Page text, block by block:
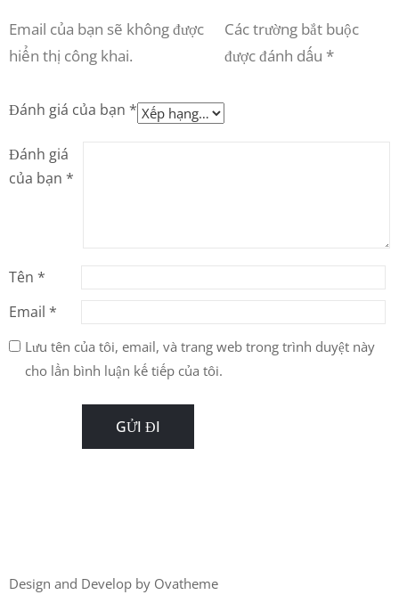
Email của bạn sẽ không được
hiển thị công khai.
Các trường bắt buộc
được đánh dấu*
Đánh giá của bạn *
Đánh giá
của bạn *
Tên *
Email *
Lưu tên của tôi, email, và trang web trong trình duyệt này
cho lần bình luận kế tiếp của tôi.
Design and Develop by Ovatheme